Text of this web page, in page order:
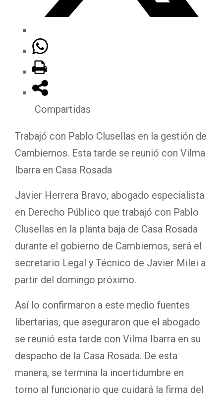
Compartidas
Trabajó con Pablo Clusellas en la gestión de
Cambiemos. Esta tarde se reunió con Vilma
Ibarra en Casa Rosada
Javier Herrera Bravo, abogado especialista
en Derecho Público que trabajó con Pablo
Clusellas en la planta baja de Casa Rosada
durante el gobierno de Cambiemos, será el
secretario Legal y Técnico de Javier Milei a
partir del domingo próximo.
Así lo confirmaron a este medio fuentes
libertarias, que aseguraron que el abogado
se reunió esta tarde con Vilma Ibarra en su
despacho de la Casa Rosada. De esta
manera, se termina la incertidumbre en
torno al funcionario que cuidará la firma del